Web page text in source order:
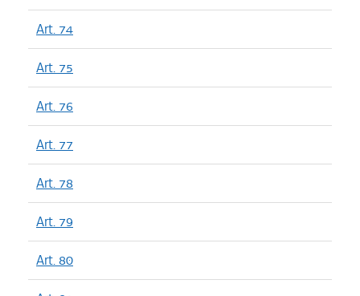
Art. 74
Art. 75
Art. 76
Art. 77
Art. 78
Art. 79
Art. 80